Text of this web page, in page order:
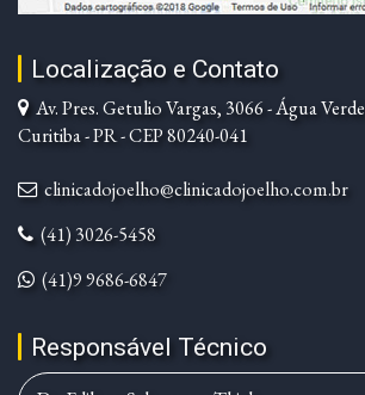
Localização e Contato
Av. Pres. Getulio Vargas, 3066 - Água Verde
Curitiba - PR - CEP 80240-041
clinicadojoelho@clinicadojoelho.com.br
(41) 3026-5458
(41)9 9686-6847
Responsável Técnico